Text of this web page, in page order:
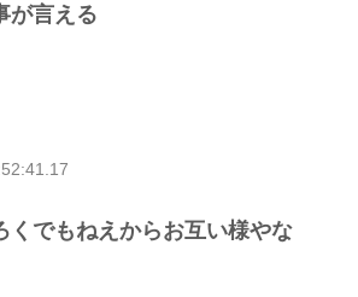
が言える
くでもねえからお互い様やな